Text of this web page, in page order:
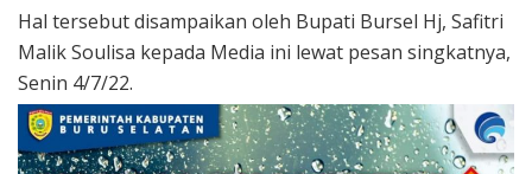
Hal tersebut disampaikan oleh Bupati Bursel Hj, Safitri
Malik Soulisa kepada Media ini lewat pesan singkatnya,
Senin 4/7/22.